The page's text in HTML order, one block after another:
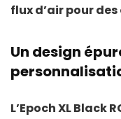
flux d’air pour
Un design
L’Epoch XL Black